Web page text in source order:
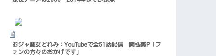
おジャ魔女どれみ：YouTubeで全51話配信 関弘美P「フ
ァンの方々のおかげです」